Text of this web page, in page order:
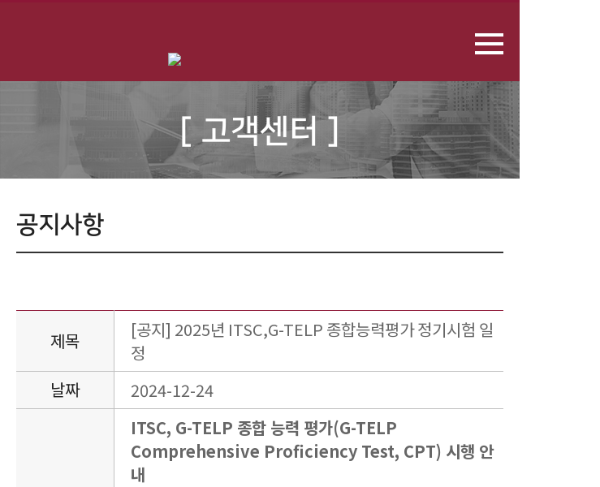
[ 고객센터 ]
공지사항
제목
[공지] 2025년 ITSC,G-TELP 종합능력평가 정기시험 일
정
날짜
2024-12-24
ITSC, G-TELP 종합 능력 평가(G-TELP
Comprehensive Proficiency Test, CPT) 시행 안
내